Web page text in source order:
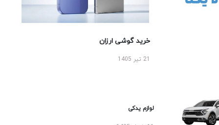
خرید گوشی ارزان
لوازم یدکی